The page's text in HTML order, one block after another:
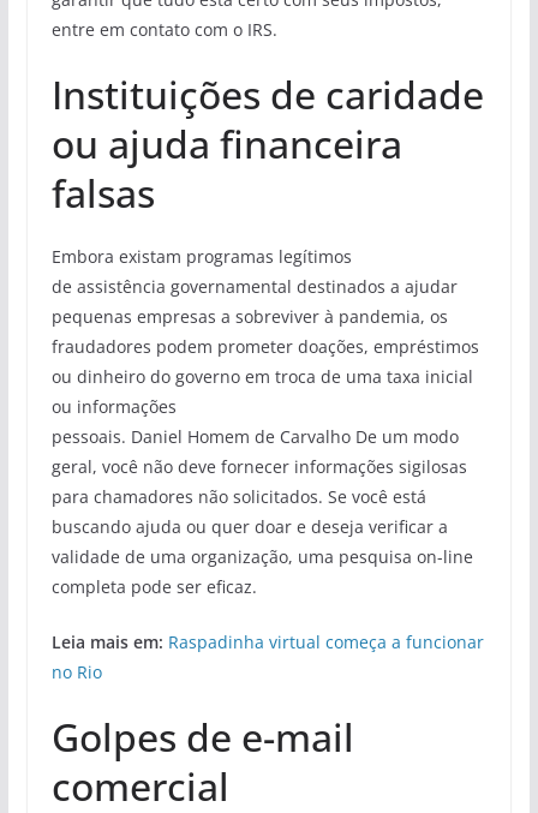
entre em contato com o IRS.
Instituições de caridade
ou ajuda financeira
falsas
Embora existam programas legítimos
de assistência governamental destinados a ajudar
pequenas empresas a sobreviver à pandemia, os
fraudadores podem prometer doações, empréstimos
ou dinheiro do governo em troca de uma taxa inicial
ou informações
pessoais. Daniel Homem de Carvalho De um modo
geral, você não deve fornecer informações sigilosas
para chamadores não solicitados. Se você está
buscando ajuda ou quer doar e deseja verificar a
validade de uma organização, uma pesquisa on-line
completa pode ser eficaz.
Leia mais em: Raspadinha virtual começa a funcionar
no Rio
Golpes de e-mail
comercial